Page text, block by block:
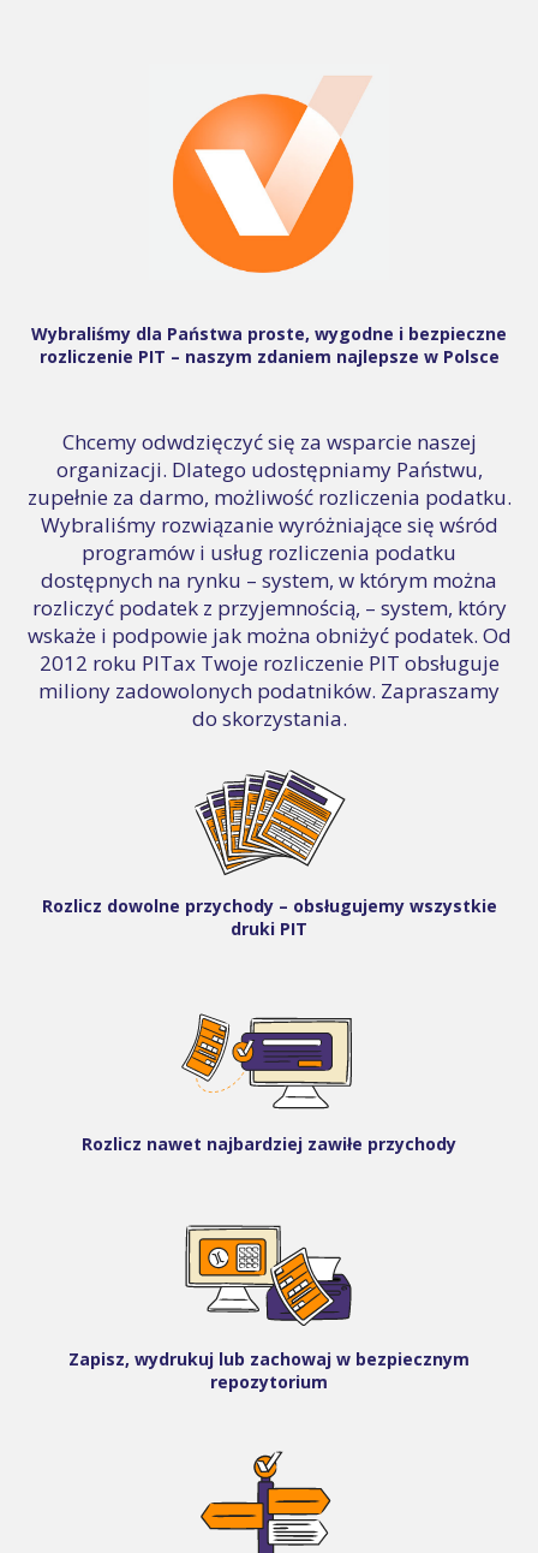
Wybraliśmy dla Państwa proste, wygodne i bezpieczne
rozliczenie PIT – naszym zdaniem najlepsze w Polsce
Chcemy odwdzięczyć się za wsparcie naszej
organizacji. Dlatego udostępniamy Państwu,
zupełnie za darmo, możliwość rozliczenia podatku.
Wybraliśmy rozwiązanie wyróżniające się wśród
programów i usług rozliczenia podatku
dostępnych na rynku – system, w którym można
rozliczyć podatek z przyjemnością, – system, który
wskaże i podpowie jak można obniżyć podatek. Od
2012 roku PITax Twoje rozliczenie PIT obsługuje
miliony zadowolonych podatników. Zapraszamy
do skorzystania.
Rozlicz dowolne przychody – obsługujemy wszystkie
druki PIT
Rozlicz nawet najbardziej zawiłe przychody
Zapisz, wydrukuj lub zachowaj w bezpiecznym
repozytorium